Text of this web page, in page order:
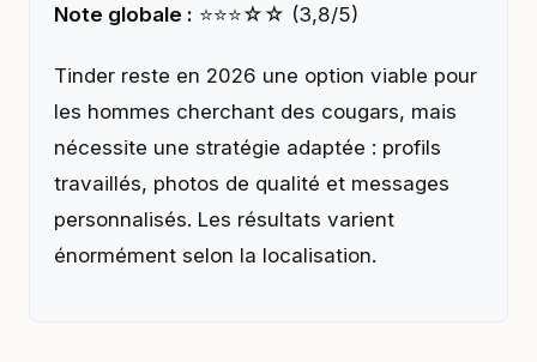
Note globale : ⭐⭐⭐☆☆ (3,8/5)
Tinder reste en 2026 une option viable pour
les hommes cherchant des cougars, mais
nécessite une stratégie adaptée : profils
travaillés, photos de qualité et messages
personnalisés. Les résultats varient
énormément selon la localisation.